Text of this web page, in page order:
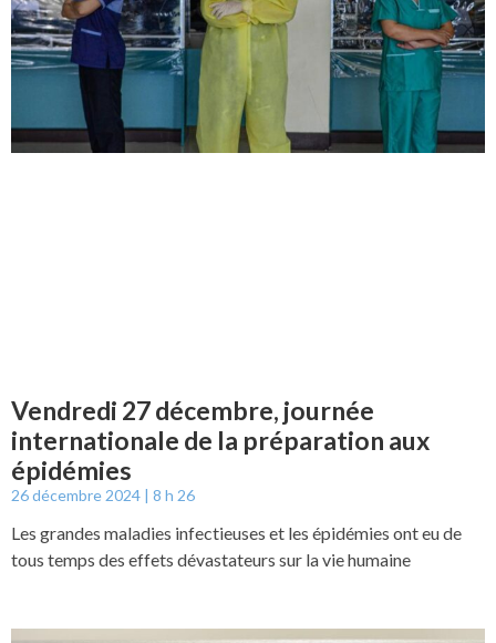
Vendredi 27 décembre, journée
internationale de la préparation aux
épidémies
26 décembre 2024 8 h 26
Les grandes maladies infectieuses et les épidémies ont eu de
tous temps des effets dévastateurs sur la vie humaine